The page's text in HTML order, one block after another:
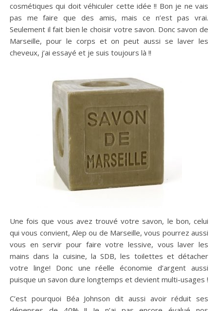
cosmétiques qui doit véhiculer cette idée !! Bon je ne vais
pas me faire que des amis, mais ce n’est pas vrai.
Seulement il fait bien le choisir votre savon. Donc savon de
Marseille, pour le corps et on peut aussi se laver les
cheveux, j’ai essayé et je suis toujours là !!
Une fois que vous avez trouvé votre savon, le bon, celui
qui vous convient, Alep ou de Marseille, vous pourrez aussi
vous en servir pour faire votre lessive, vous laver les
mains dans la cuisine, la SDB, les toilettes et détacher
votre linge! Donc une réelle économie d’argent aussi
puisque un savon dure longtemps et devient multi-usages !
C’est pourquoi Béa Johnson dit aussi avoir réduit ses